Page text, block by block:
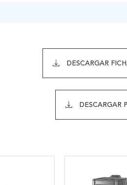
DESCARGAR
DESCARGAR